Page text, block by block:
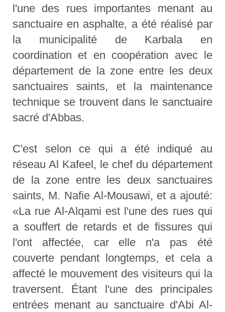
l'une des rues importantes menant au
sanctuaire en asphalte, a été réalisé par
la municipalité de Karbala en
coordination et en coopération avec le
département de la zone entre les deux
sanctuaires saints, et la maintenance
technique se trouvent dans le sanctuaire
sacré d'Abbas.
C'est selon ce qui a été indiqué au
réseau Al Kafeel, le chef du département
de la zone entre les deux sanctuaires
saints, M. Nafie Al-Mousawi, et a ajouté:
«La rue Al-Alqami est l'une des rues qui
a souffert de retards et de fissures qui
l'ont affectée, car elle n'a pas été
couverte pendant longtemps, et cela a
affecté le mouvement des visiteurs qui la
traversent. Étant l'une des principales
entrées menant au sanctuaire d'Abi Al-